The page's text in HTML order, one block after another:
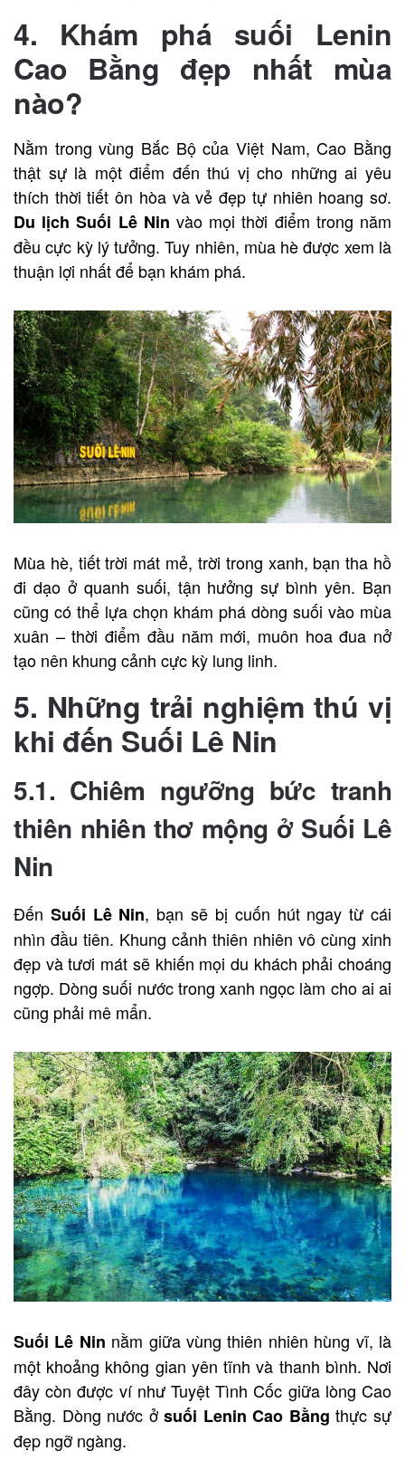
4. Khám phá suối Lenin
Cao Bằng đẹp nhất mùa
nào?
Nằm trong vùng Bắc Bộ của Việt Nam, Cao Bằng
thật sự là một điểm đến thú vị cho những ai yêu
thích thời tiết ôn hòa và vẻ đẹp tự nhiên hoang sơ.
Du lịch Suối Lê Nin vào mọi thời điểm trong năm
đều cực kỳ lý tưởng. Tuy nhiên, mùa hè được xem là
thuận lợi nhất để bạn khám phá.
Mùa hè, tiết trời mát mẻ, trời trong xanh, bạn tha hồ
đi dạo ở quanh suối, tận hưởng sự bình yên. Bạn
cũng có thể lựa chọn khám phá dòng suối vào mùa
xuân – thời điểm đầu năm mới, muôn hoa đua nở
tạo nên khung cảnh cực kỳ lung linh.
5. Những trải nghiệm thú vị
khi đến Suối Lê Nin
5.1. Chiêm ngưỡng bức tranh
thiên nhiên thơ mộng ở Suối Lê
Nin
Đến Suối Lê Nin, bạn sẽ bị cuốn hút ngay từ cái
nhìn đầu tiên. Khung cảnh thiên nhiên vô cùng xinh
đẹp và tươi mát sẽ khiến mọi du khách phải choáng
ngợp. Dòng suối nước trong xanh ngọc làm cho ai ai
cũng phải mê mẩn.
Suối Lê Nin nằm giữa vùng thiên nhiên hùng vĩ, là
một khoảng không gian yên tĩnh và thanh bình. Nơi
đây còn được ví như Tuyệt Tình Cốc giữa lòng Cao
Bằng. Dòng nước ởsuối Lenin Cao Bằng thực sự
đẹp ngỡ ngàng.